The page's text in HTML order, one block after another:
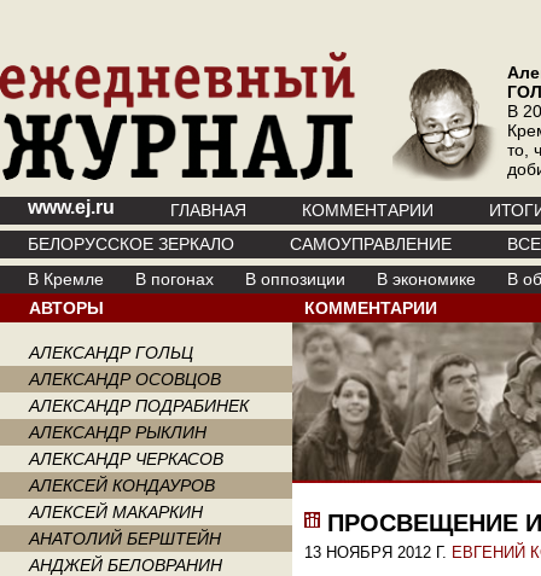
В
то,
www.ej.ru ГЛАВНАЯ КОММЕНТАРИИ
БЕЛОРУССКОЕ ЗЕРКАЛО
САМОУПРАВЛЕНИЕ
В Кремле
В погонах В оппозиции В экономике
В
АВТОРЫ
АЛЕКСАНДР ГОЛЬЦ
АЛЕКСАНДР ОСОВЦОВ
АЛЕКСАНДР ПОДРАБИНЕК
АЛЕКСАНДР РЫКЛИН
АЛЕКСАНДР ЧЕРКАСОВ
АЛЕКСЕЙ КОНДАУРОВ
АЛЕКСЕЙ МАКАРКИН
АНАТОЛИЙ БЕРШТЕЙН
АНДЖЕЙ БЕЛОВРАНИН
КОММЕНТАРИИ
ПРОСВЕЩЕНИЕ
13 НОЯБРЯ 2012 Г. ЕВГЕНИЙ